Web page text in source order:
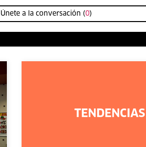
Únete a la conversación (0)